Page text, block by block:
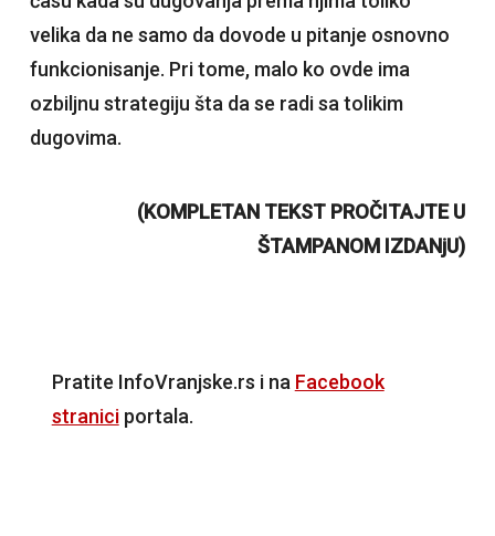
velika da ne samo da dovode u pitanje osnovno
funkcionisanje. Pri tome, malo ko ovde ima
ozbiljnu strategiju šta da se radi sa tolikim
dugovima.
(KOMPLETAN TEKST PROČITAJTE U
ŠTAMPANOM IZDANjU)
Pratite InfoVranjske.rs i na Facebook
straniciportala.